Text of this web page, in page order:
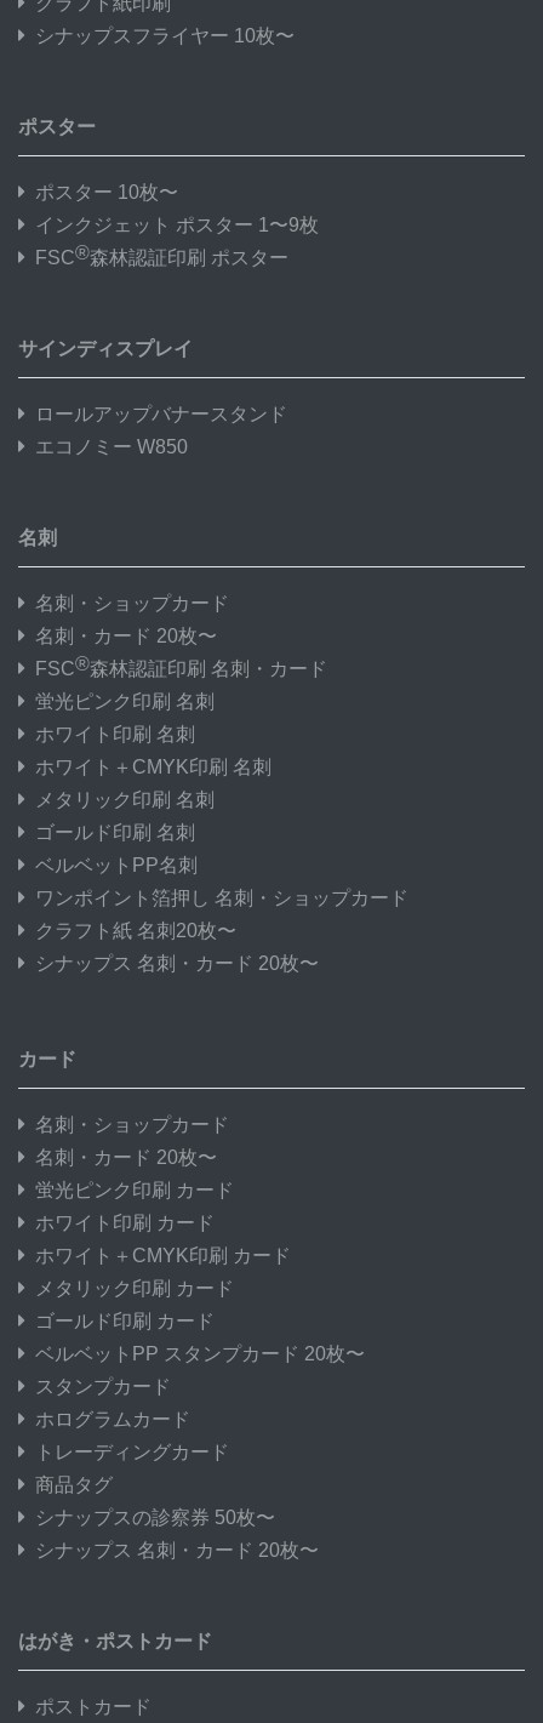
シナップスフライヤー 10枚〜
ポスター
ポスター 10枚〜
インクジェット ポスター 1〜9枚
FSC®森林認証印刷 ポスター
サインディスプレイ
ロールアップバナースタンド
エコノミー W850
名刺
名刺・ショップカード
名刺・カード 20枚〜
FSC®森林認証印刷 名刺・カード
蛍光ピンク印刷 名刺
ホワイト印刷 名刺
ホワイト＋CMYK印刷 名刺
メタリック印刷 名刺
ゴールド印刷 名刺
ベルベットPP名刺
ワンポイント箔押し 名刺・ショップカード
クラフト紙 名刺20枚〜
シナップス 名刺・カード 20枚〜
カード
名刺・ショップカード
名刺・カード 20枚〜
蛍光ピンク印刷 カード
ホワイト印刷 カード
ホワイト＋CMYK印刷 カード
メタリック印刷 カード
ゴールド印刷 カード
ベルベットPP スタンプカード 20枚〜
スタンプカード
ホログラムカード
トレーディングカード
商品タグ
シナップスの診察券 50枚〜
シナップス 名刺・カード 20枚〜
はがき・ポストカード
ポストカード